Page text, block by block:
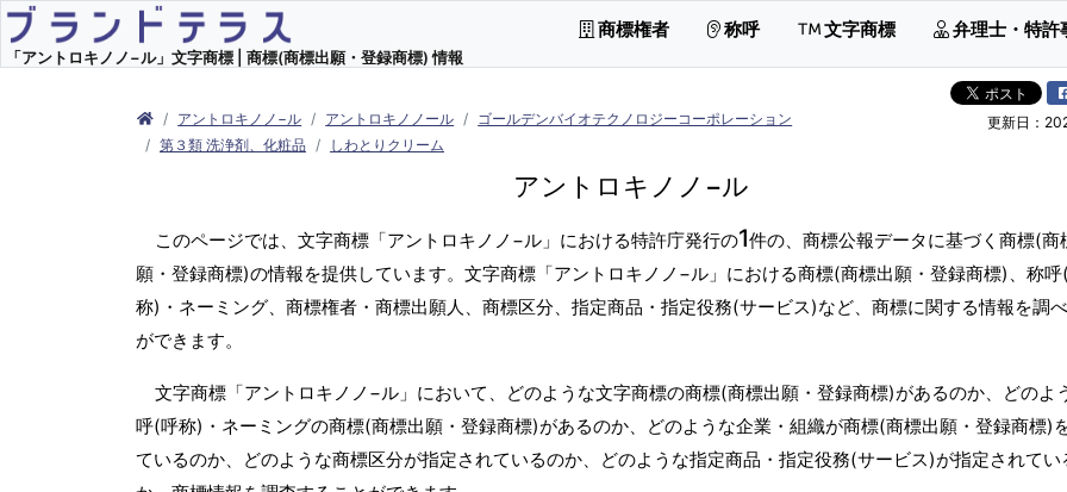
「アントロキノノ−ル」文字商標 | 商標(商標出願・登録商標) 情報
商標権者 称呼 文字商標 弁理士・特許
アントロキノノ−ル アントロキノノール
ゴールデンバイオテクノロジーコーポレーション
第３類 洗浄剤、化粧品
しわとりクリーム
更新日：
アントロキノノ−ル
このページでは、文字商標「アントロキノノ−ル」における特許庁発行の1件の、商標公報データに基づく商標(商
願・登録商標)の情報を提供しています。文字商標「アントロキノノ−ル」における商標(商標出願・登録商標)、称
称)・ネーミング、商標権者・商標出願人、商標区分、指定商品・指定役務(サービス)など、商標に関する情報を調
ができます。
文字商標「アントロキノノ−ル」において、どのような文字商標の商標(商標出願・登録商標)があるのか、どのよ
呼(呼称)・ネーミングの商標(商標出願・登録商標)があるのか、どのような企業・組織が商標(商標出願・登録商標)
ているのか、どのような商標区分が指定されているのか、どのような指定商品・指定役務(サービス)が指定されてい